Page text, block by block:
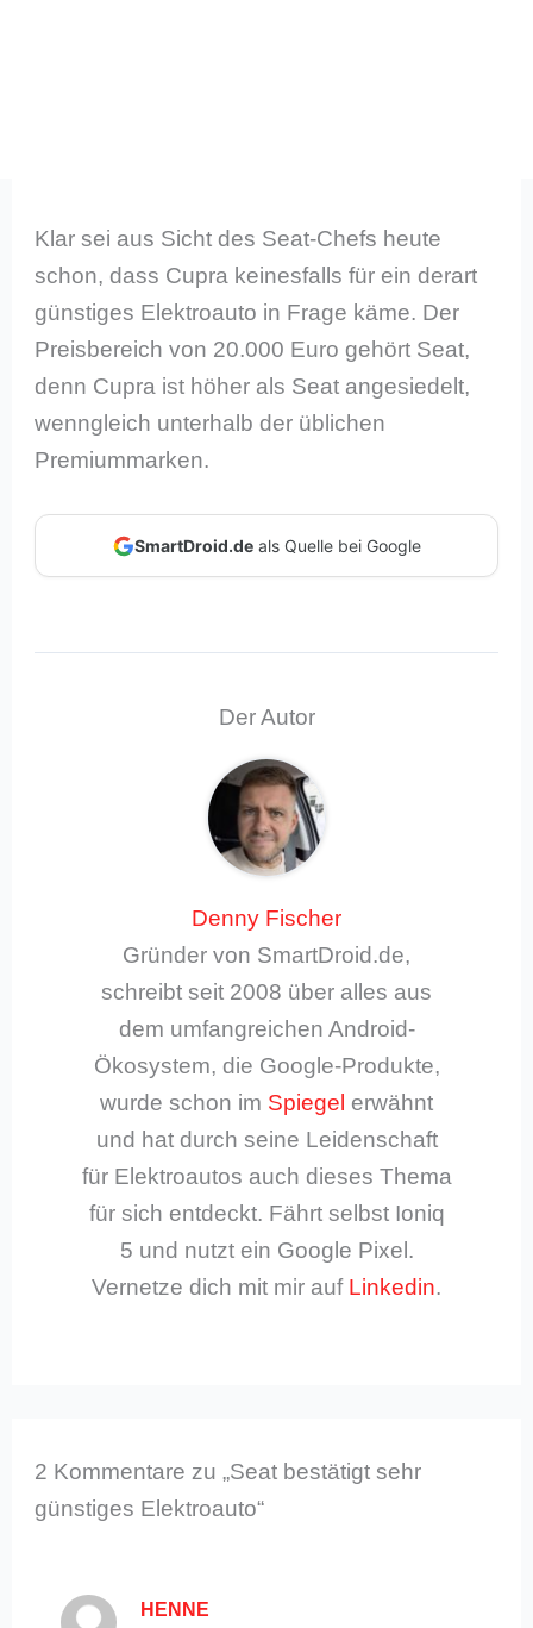
Klar sei aus Sicht des Seat-Chefs heute
schon, dass Cupra keinesfalls für ein derart
günstiges Elektroauto in Frage käme. Der
Preisbereich von 20.000 Euro gehört Seat,
denn Cupra ist höher als Seat angesiedelt,
wenngleich unterhalb der üblichen
Premiummarken.
SmartDroid.deals Quelle bei Google
Der Autor
Denny Fischer
Gründer von SmartDroid.de,
schreibt seit 2008 über alles aus
dem umfangreichen Android-
Ökosystem, die Google-Produkte,
wurde schon im Spiegel erwähnt
und hat durch seine Leidenschaft
für Elektroautos auch dieses Thema
für sich entdeckt. Fährt selbst Ioniq
5 und nutzt ein Google Pixel.
Vernetze dich mit mir auf Linkedin.
2 Kommentare zu „Seat bestätigt sehr
günstiges Elektroauto“
HENNE